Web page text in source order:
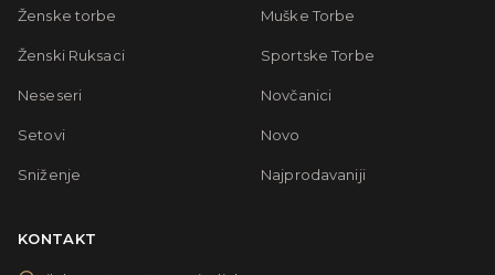
Ženske torbe Muške Torbe
Ženski Ruksaci Sportske Torbe
Neseseri Novčanici
Setovi Novo
Sniženje Najprodavaniji
KONTAKT